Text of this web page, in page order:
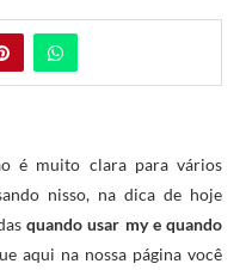
é muito clara para vários
nisso, na dica de hoje
quando usar my e quando
aqui na nossa página você